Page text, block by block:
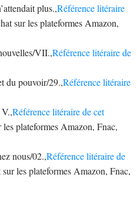
plus.,Référence litéraire
sur les plateformes Amazon,
VII.,Référence litéraire de
du pouvoir/29.,Référence litéraire
Référence litéraire de cet
plateformes Amazon, Fnac,
nous/02.,Référence litéraire de
les plateformes Amazon, Fnac,